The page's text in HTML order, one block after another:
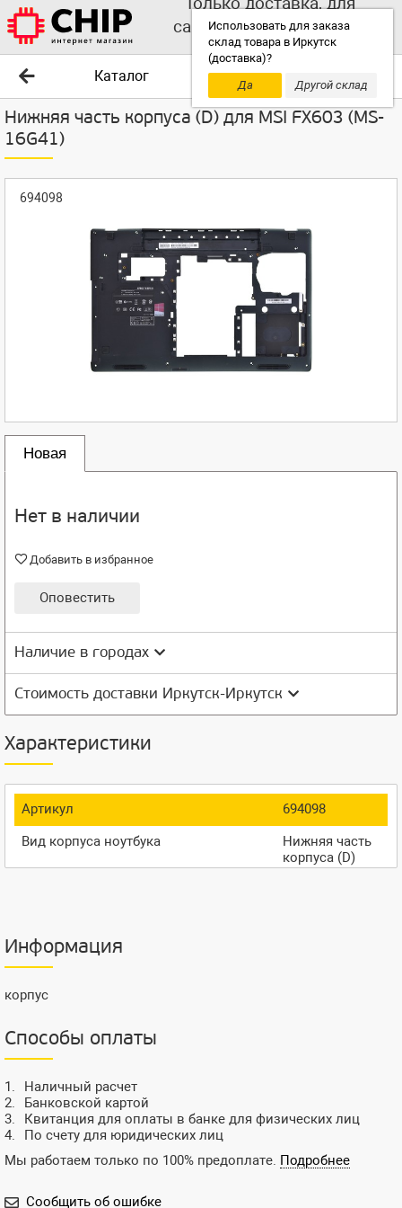
Использовать для заказа
склад товара в Иркутск
(доставка)?
Да
Другой склад
самовывоза выбирайте
другой склад!
Каталог
Нижняя часть корпуса (D) для MSI FX603 (MS-
16G41)
694098
Новая
Нет в наличии
Добавить в избранное
Оповестить
Наличие в городах
Стоимость доставки Иркутск-Иркутск
Характеристики
Артикул
694098
Вид корпуса ноутбука
Нижняя часть
корпуса (D)
Информация
корпус
Способы оплаты
Наличный расчет
Банковской картой
Квитанция для оплаты в банке для физических лиц
По счету для юридических лиц
Мы работаем только по 100% предоплате. Подробнее
Сообщить об ошибке